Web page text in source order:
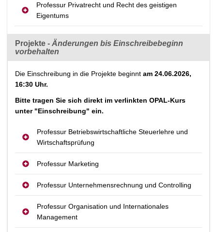
Professur Privatrecht und Recht des geistigen
Eigentums
Projekte - Änderungen bis Einschreibebeginn
vorbehalten
Die Einschreibung in die Projekte beginnt am 24.06.2026,
16:30 Uhr.
Bitte tragen Sie sich direkt im verlinkten OPAL-Kurs
unter "Einschreibung" ein.
Professur Betriebswirtschaftliche Steuerlehre und
Wirtschaftsprüfung
Professur Marketing
Professur Unternehmensrechnung und Controlling
Professur Organisation und Internationales
Management